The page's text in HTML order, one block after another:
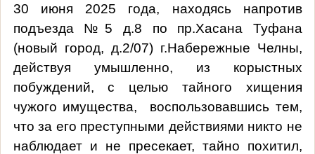
30 июня 2025 года, находясь напротив
подъезда №5 д.8 по пр.Хасана Туфана
(новый город, д.2/07) г.Набережные Челны,
действуя умышленно, из корыстных
побуждений, с целью тайного хищения
чужого имущества, воспользовавшись тем,
что за его преступными действиями никто не
наблюдает и не пресекает, тайно похитил,